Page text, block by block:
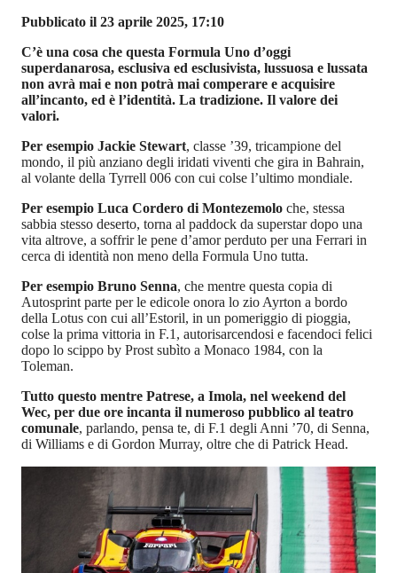
Pubblicato il 23 aprile 2025, 17:10
C’è una cosa che questa Formula Uno d’oggi
superdanarosa, esclusiva ed esclusivista, lussuosa e lussata
non avrà mai e non potrà mai comperare e acquisire
all’incanto, ed è l’identità. La tradizione. Il valore dei
valori.
Per esempio Jackie Stewart, classe ’39, tricampione del
mondo, il più anziano degli iridati viventi che gira in Bahrain,
al volante della Tyrrell 006 con cui colse l’ultimo mondiale.
Per esempio Luca Cordero di Montezemolo che, stessa
sabbia stesso deserto, torna al paddock da superstar dopo una
vita altrove, a soffrir le pene d’amor perduto per una Ferrari in
cerca di identità non meno della Formula Uno tutta.
Per esempio Bruno Senna, che mentre questa copia di
Autosprint parte per le edicole onora lo zio Ayrton a bordo
della Lotus con cui all’Estoril, in un pomeriggio di pioggia,
colse la prima vittoria in F.1, autorisarcendosi e facendoci felici
dopo lo scippo by Prost subìto a Monaco 1984, con la
Toleman.
Tutto questo mentre Patrese, a Imola, nel weekend del
Wec, per due ore incanta il numeroso pubblico al teatro
comunale, parlando, pensa te, di F.1 degli Anni ’70, di Senna,
di Williams e di Gordon Murray, oltre che di Patrick Head.